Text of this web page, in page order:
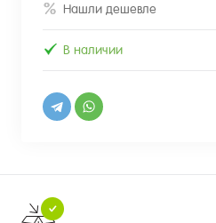
Нашли дешевле
В наличии